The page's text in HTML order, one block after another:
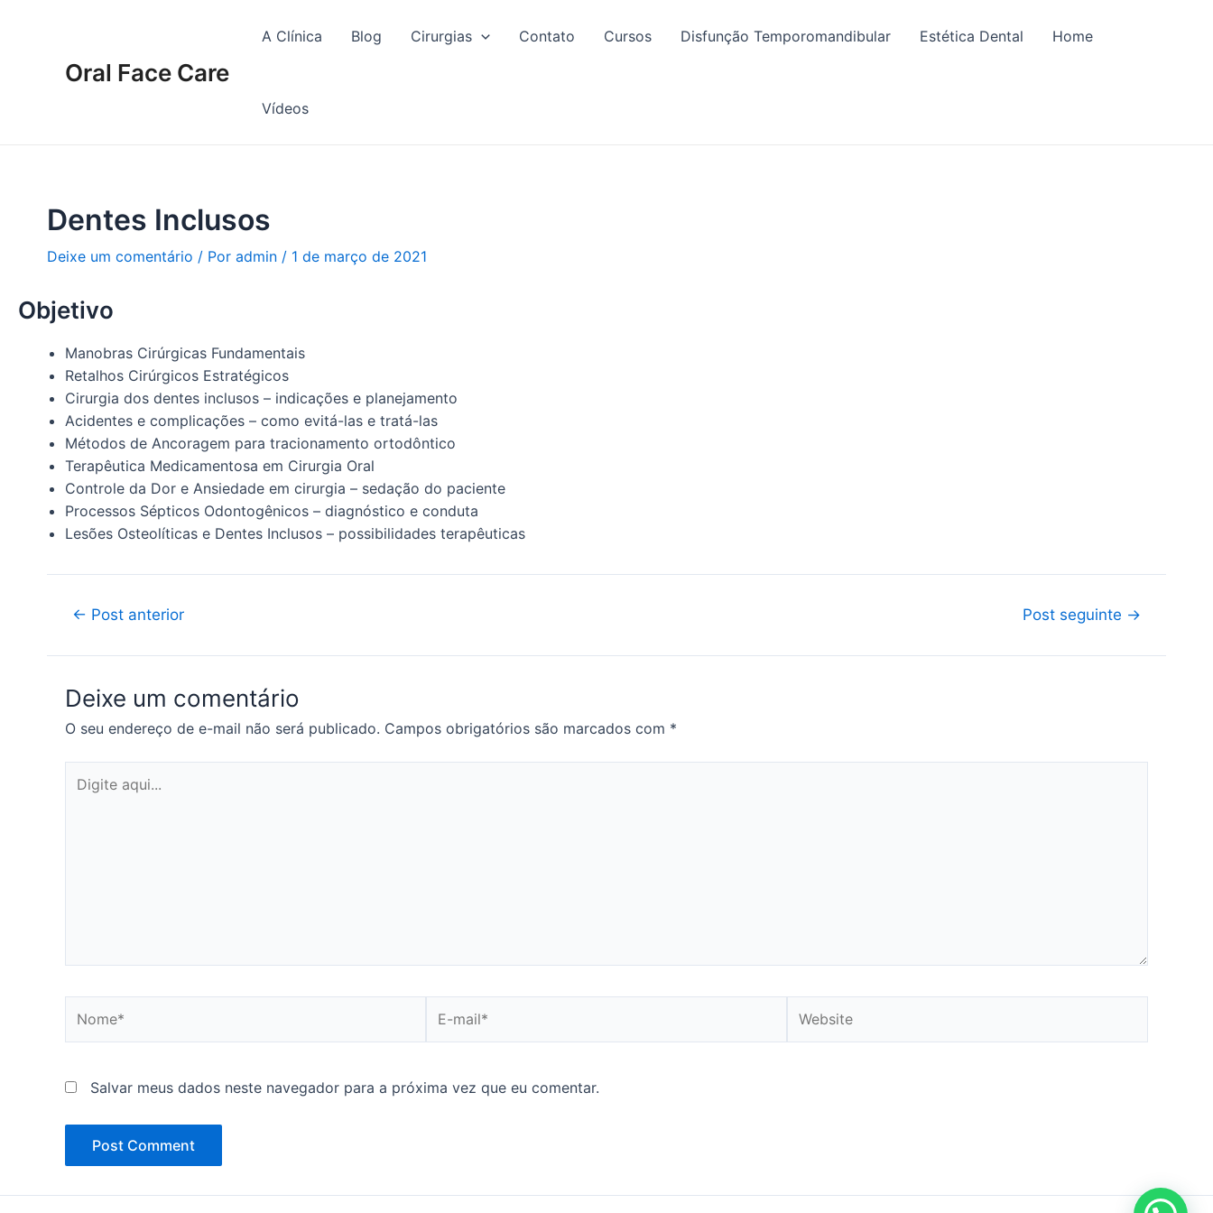
Oral Face Care
A Clínica Blog Cirurgias Contato Cursos Disfunção Temporomandibular Estética Dental Home
Vídeos
Dentes Inclusos
Deixe um comentário / Por admin / 1 de março de 2021
Objetivo
Manobras Cirúrgicas Fundamentais
Retalhos Cirúrgicos Estratégicos
Cirurgia dos dentes inclusos – indicações e planejamento
Acidentes e complicações – como evitá-las e tratá-las
Métodos de Ancoragem para tracionamento ortodôntico
Terapêutica Medicamentosa em Cirurgia Oral
Controle da Dor e Ansiedade em cirurgia – sedação do paciente
Processos Sépticos Odontogênicos – diagnóstico e conduta
Lesões Osteolíticas e Dentes Inclusos – possibilidades terapêuticas
← Post anterior Post seguinte →
Deixe um comentário
O seu endereço de e-mail não será publicado. Campos obrigatórios são marcados com *
aqui...
mail*
Salvar meus dados neste navegador para a próxima vez que eu comentar.